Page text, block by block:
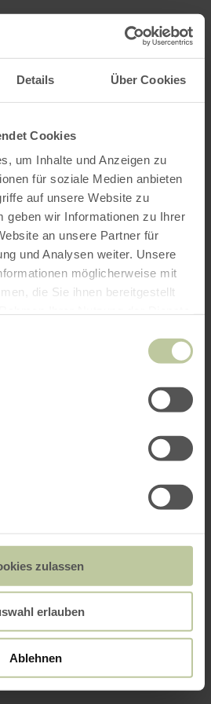
Details Über Cookies
Cookies
um Inhalte und Anzeigen zu
für soziale Medien anbieten
auf unsere Website zu
geben wir Informationen zu Ihrer
an unsere Partner für
und Analysen weiter. Unsere
möglicherweise mit
die Sie ihnen bereitgestellt
zulassen
erlauben
Ablehnen
Aller au contenu principal
Aller à la recherche
Aller à la navigation
Aller au pied de page
RECHERCHE MENU
ci-dessous a été publiée
Tourismus GmbH sur
GmbH est seul